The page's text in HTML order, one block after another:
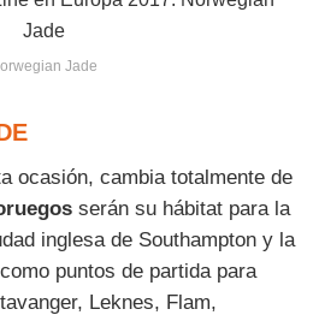
Jade
ocasión, cambia totalmente de
serán su hábitat para la
inglesa de Southampton y la
puntos de partida para
Leknes, Flam,